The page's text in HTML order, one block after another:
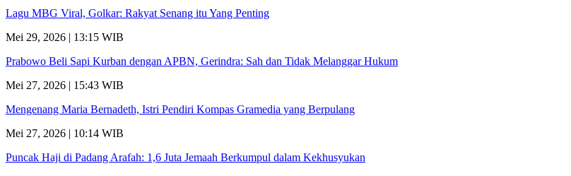
Lagu MBG Viral, Golkar: Rakyat Senang itu Yang Penting
Mei 29, 2026 | 13:15 WIB
Prabowo Beli Sapi Kurban dengan APBN, Gerindra: Sah dan Tidak Melanggar Hukum
Mei 27, 2026 | 15:43 WIB
Mengenang Maria Bernadeth, Istri Pendiri Kompas Gramedia yang Berpulang
Mei 27, 2026 | 10:14 WIB
Puncak Haji di Padang Arafah: 1,6 Juta Jemaah Berkumpul dalam Kekhusyukan